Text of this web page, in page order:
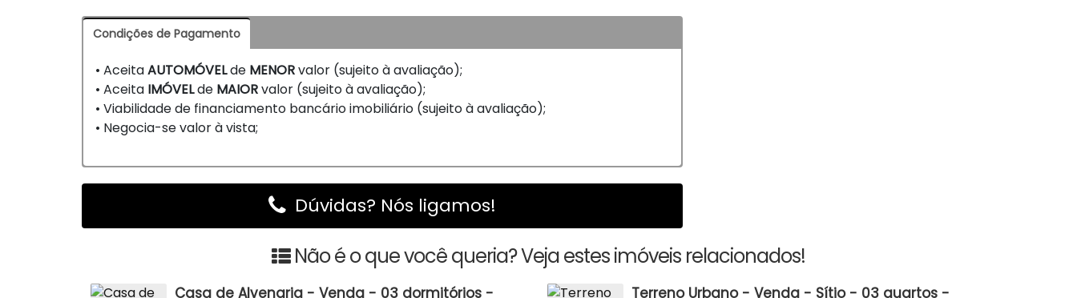
Condições de Pagamento
• AceitaAUTOMÓVELde MENORvalor (sujeito à avaliação);
• Aceita IMÓVELde MAIORvalor (sujeito à avaliação);
• Viabilidade de financiamento bancário imobiliário (sujeito à avaliação);
• Negocia-se valor à vista;
Dúvidas? Nós ligamos!
Não é o que você queria? Veja estes imóveis relacionados!
Casa de Alvenaria - Venda - 03 dormitórios -
Terreno Urbano - Venda - Sítio - 03 quartos -